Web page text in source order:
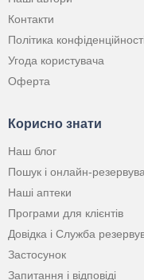
Контакти
Політика конфіденційності
Угода користувача
Оферта
Корисно знати
Наш блог
Пошук і онлайн-
Наші аптеки
Програми для клієнтів
Довідка і Служба
Застосунок
Запитання і відповіді